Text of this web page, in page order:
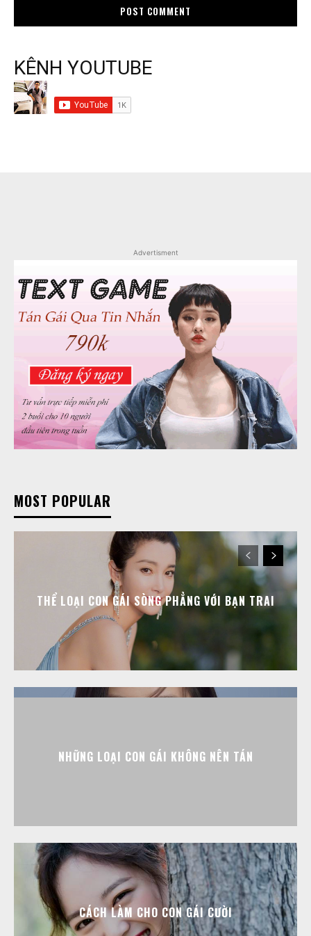
KÊNH YOUTUBE
Advertisment
MOST POPULAR
THỂ LOẠI CON GÁI SÒNG PHẲNG VỚI BẠN TRAI
NHỮNG LOẠI CON GÁI KHÔNG NÊN TÁN
CÁCH LÀM CHO CON GÁI CƯỜI